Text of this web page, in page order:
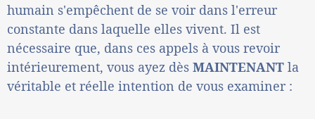
humain s'empêchent de se voir dans l'erreur
constante dans laquelle elles vivent. Il est
nécessaire que, dans ces appels à vous revoir
intérieurement, vous ayez dès MAINTENANT la
véritable et réelle intention de vous examiner :